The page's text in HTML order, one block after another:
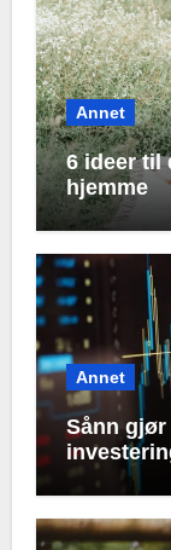
Annet
6 ideer til
hjemme
Annet
Sånn